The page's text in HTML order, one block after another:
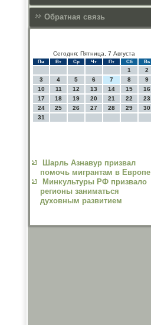
Обратная связь
Сегодня: Пятница, 7 Августа
Пн Вт Ср Чт Пт Сб Вс
1
2
3
4 5 6 7 8
9
10
11 12 13 14 15
16
17
18 19 20 21 22
23
24
25 26 27 28 29
30
31
Шарль Азнавур призвал
помочь мигрантам в Европе
Минкультуры РФ призвало
регионы заниматься
духовным развитием